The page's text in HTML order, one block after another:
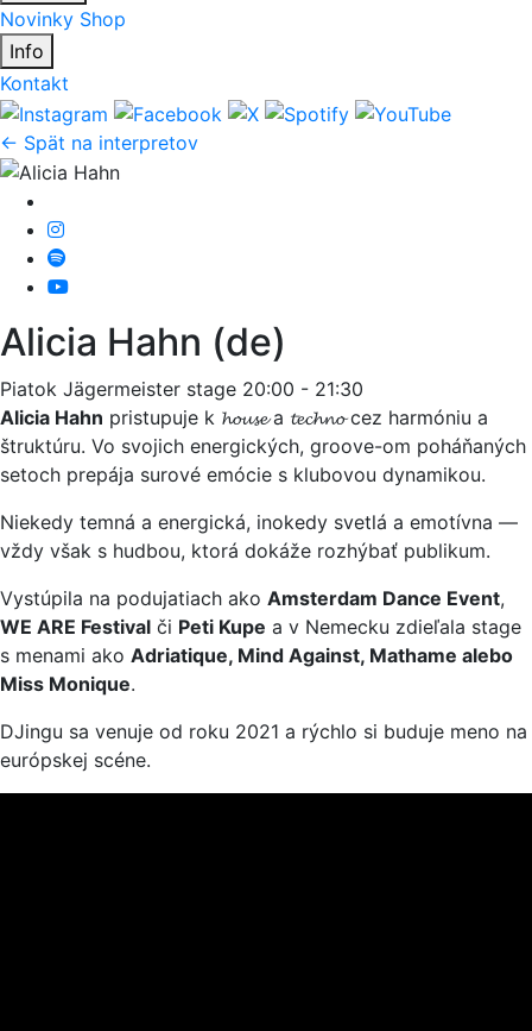
Novinky Shop
Info
Kontakt
← Spät na interpretov
Alicia Hahn (de)
Piatok Jägermeister stage 20:00 - 21:30
Alicia Hahn pristupuje k 𝓱𝓸𝓾𝓼𝓮 a 𝓽𝓮𝓬𝓱𝓷𝓸 cez harmóniu a
štruktúru. Vo svojich energických, groove-om poháňaných
setoch prepája surové emócie s klubovou dynamikou.
Niekedy temná a energická, inokedy svetlá a emotívna —
vždy však s hudbou, ktorá dokáže rozhýbať publikum.
Vystúpila na podujatiach ako Amsterdam Dance Event,
WE ARE Festival či Peti Kupe a v Nemecku zdieľala stage
s menami ako Adriatique, Mind Against, Mathame alebo
Miss Monique.
DJingu sa venuje od roku 2021 a rýchlo si buduje meno na
európskej scéne.